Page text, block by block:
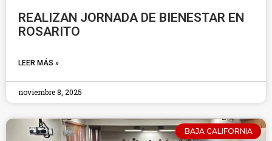
REALIZAN JORNADA DE BIENESTAR EN
ROSARITO
LEER MÁS »
noviembre 8, 2025
BAJA CALIFORNIA